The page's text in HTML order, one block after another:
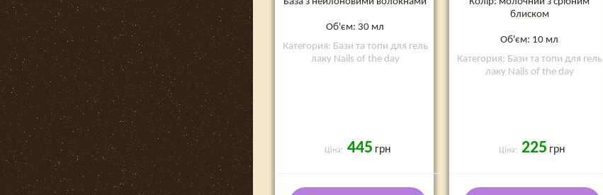
Об'єм: 30 мл
Категория: Бази та топи для гель
лаку Nails of the day
Ціна: 445 грн
блиском
Об'єм: 10 мл
Категория: Бази та топи для гель
лаку Nails of the day
Ціна: 225 грн